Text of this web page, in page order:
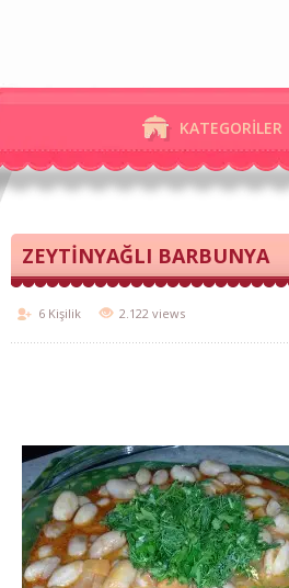
KATEGORİLER
ZEYTİNYAĞLI BARBUNYA
6 Kişilik 2.122 views